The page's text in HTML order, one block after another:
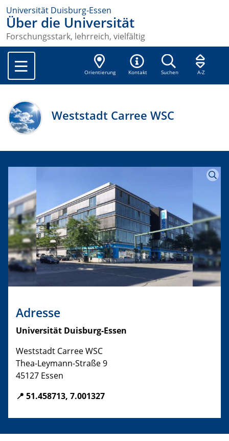
Universität Duisburg-Essen
Über die Universität
Forschungsstark, lehrreich, vielfältig
Orientierung Kontakt Suchen A-Z
Weststadt Carree WSC
Adresse
Universität Duisburg-Essen
Weststadt Carree WSC
Thea-Leymann-Straße 9
45127 Essen
📍 51.458713, 7.001327